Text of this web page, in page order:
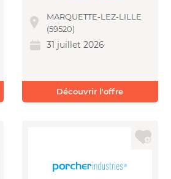
MARQUETTE-LEZ-LILLE
(59520)
31 juillet 2026
Découvrir l'offre